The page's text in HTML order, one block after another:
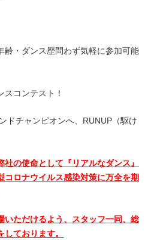
齢・ダンス歴問わず気軽に参加可能
コンテスト！
ドチャンピオンへ、RUNUP（駆け
社の使命として『リアルなダンス』
コロナウイルス感染対策に万全を期
いただけるよう、スタッフ一同、総
ております。